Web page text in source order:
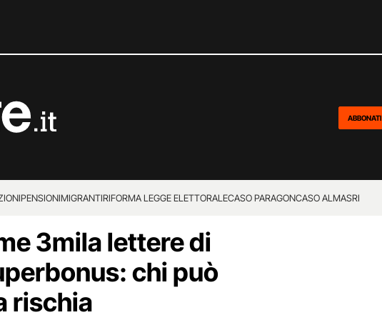
ABBONATI
PENSIONIMIGRANTIRIFORMA LEGGE ELETTORALECASO PARAGONCASO ALMASRI
3mila lettere di
chi può
rischia